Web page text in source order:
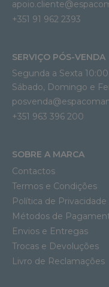
+351 91 962 2393
SERVIÇO PÓS-VENDA
Segunda a Sexta 10:00
Sábado, Domingo e
+351 963 396 200
SOBRE A MARCA
Contactos
Termos e Condições
Política de Privacidade
Métodos de
Envios e Entregas
Trocas e Devoluções
Livro de Reclamações